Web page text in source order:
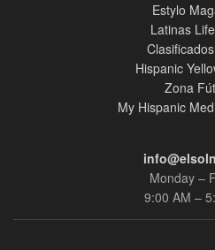
Estylo
Latinas
Hispanic
Zona
My Hispanic
Monday –
9:00 AM –